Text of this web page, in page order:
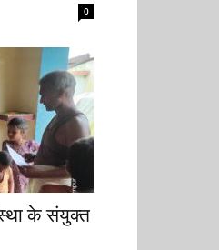
0
के संयुक्त